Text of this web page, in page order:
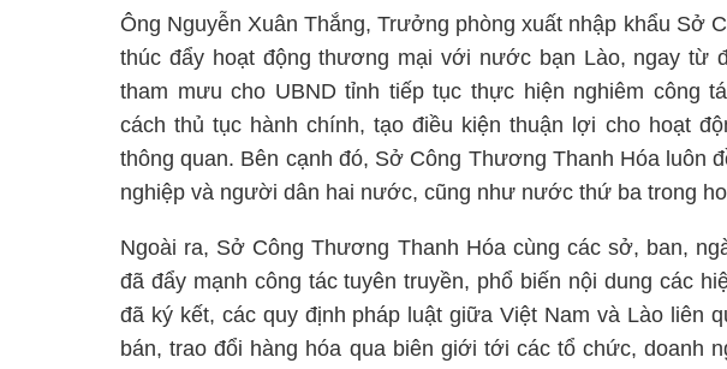
Ông Nguyễn Xuân Thắng, Trưởng phòng xuất nhập khẩu Sở
thúc đẩy hoạt động thương mại với nước bạn Lào, ngay từ
tham mưu cho UBND tỉnh tiếp tục thực hiện nghiêm công
cách thủ tục hành chính, tạo điều kiện thuận lợi cho hoạt
thông quan. Bên cạnh đó, Sở Công Thương Thanh Hóa luôn
nghiệp và người dân hai nước, cũng như nước thứ ba trong
Ngoài ra, Sở Công Thương Thanh Hóa cùng các sở, ban,
đã đẩy mạnh công tác tuyên truyền, phổ biến nội dung các
đã ký kết, các quy định pháp luật giữa Việt Nam và Lào liên
bán, trao đổi hàng hóa qua biên giới tới các tổ chức, doanh